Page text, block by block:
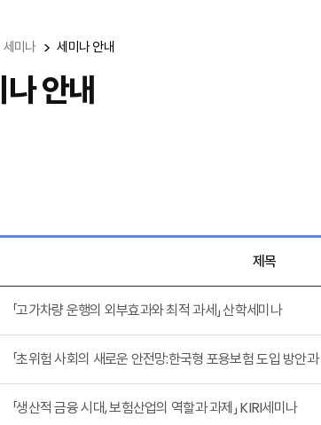
세미나 세미나 안내
안내
제목
「고가차량 운행의 외부효과와 최적 과세」 산학세미나
「초위험 사회의 새로운 안전망:한국형 포용보험 도입 방안과
「생산적 금융 시대, 보험산업의 역할과 과제」 KIRI세미나